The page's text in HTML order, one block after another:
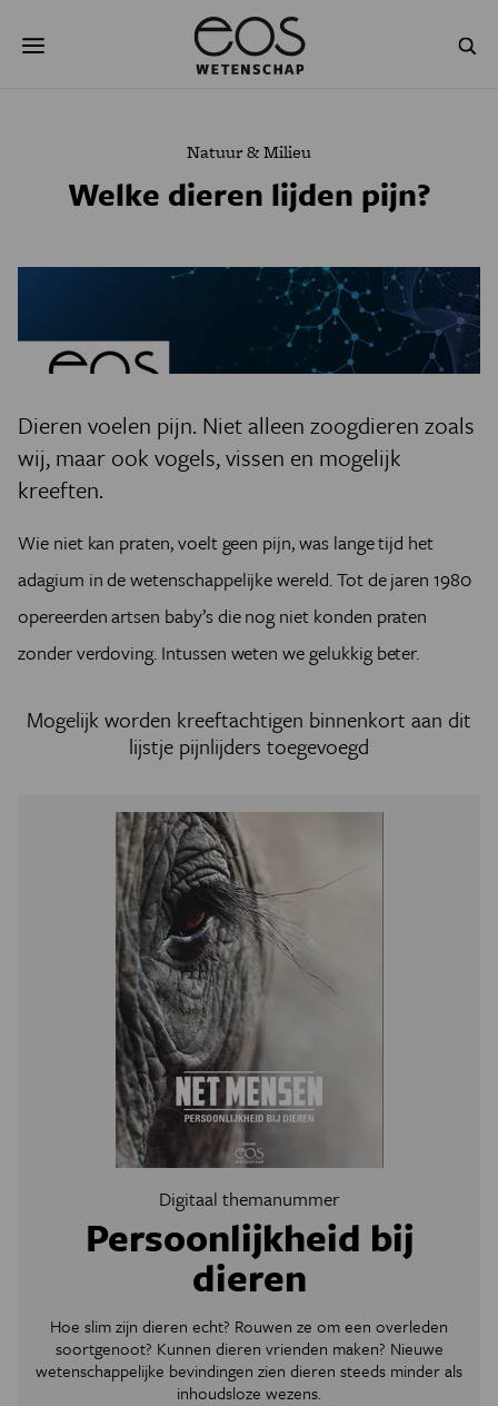
naar
PSYCHE & BREIN BLOGS
PODCAST AGENDA
Natuur & Milieu
Welke dieren lijden pijn?
Dieren voelen pijn. Niet alleen zoogdieren zoals
wij, maar ook vogels, vissen en mogelijk
kreeften.
Wie niet kan praten, voelt geen pijn, was lange tijd het
adagium in de wetenschappelijke wereld. Tot de jaren 1980
opereerden artsen baby’s die nog niet konden praten
zonder verdoving. Intussen weten we gelukkig beter.
Mogelijk worden kreeftachtigen binnenkort aan dit
lijstje pijnlijders toegevoegd
Digitaal themanummer
Persoonlijkheid bij
dieren
Hoe slim zijn dieren echt? Rouwen ze om een overleden
soortgenoot? Kunnen dieren vrienden maken? Nieuwe
wetenschappelijke bevindingen zien dieren steeds minder als
inhoudsloze wezens.